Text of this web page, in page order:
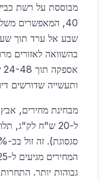
40, המאפשרים
שבע אל ערד תוך
בהשוואה לאזורים
ותעשייה שדורשים
ל-20 ש"ח לק"ג,
גבוהות יותר.